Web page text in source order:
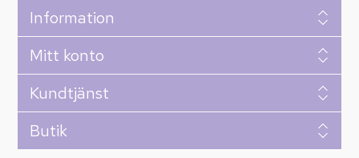
Information
Mitt konto
Kundtjänst
Butik